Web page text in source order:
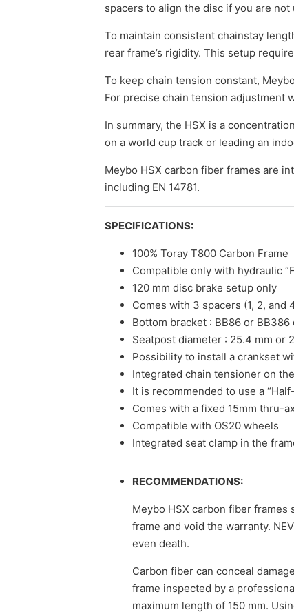
spacers to align the disc if you are not
To maintain consistent chainstay
rear frame’s rigidity. This setup
To keep chain tension constant,
For precise chain tension adjustment
In summary, the HSX is a
on a world cup track or leading an
Meybo HSX carbon fiber frames are
including EN 14781.
SPECIFICATIONS:
100% Toray T800 Carbon Frame
Compatible only with hydraulic
120 mm disc brake setup only
Comes with 3 spacers (1, 2,
Bottom bracket : BB86 or
Seatpost diameter : 25.4 mm or
Possibility to install a crankset
Integrated chain tensioner on
It is recommended to use a
Comes with a fixed 15mm thru-
Compatible with OS20 wheels
Integrated seat clamp in the
RECOMMENDATIONS:
Meybo HSX carbon fiber
frame and void the warranty.
even death.
Carbon fiber can conceal
frame inspected by a
maximum length of 150 mm.